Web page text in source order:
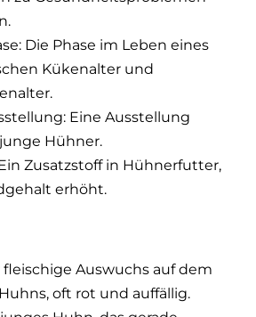
Die Phase im Leben eines
Kükenalter und
Eine Ausstellung
Hühner.
Zusatzstoff in Hühnerfutter,
erhöht.
fleischige Auswuchs auf dem
oft rot und auffällig.